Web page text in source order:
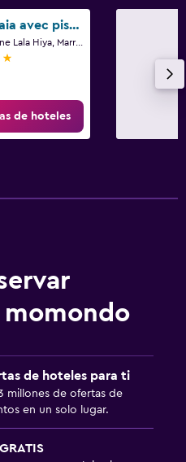
Riad Ushuaia avec piscine - Centre Marrakech
23 Lot Othmane Lala Hiya, Marrakech
de hoteles
momondo
de hoteles para ti
millones de ofertas de
en un solo lugar.